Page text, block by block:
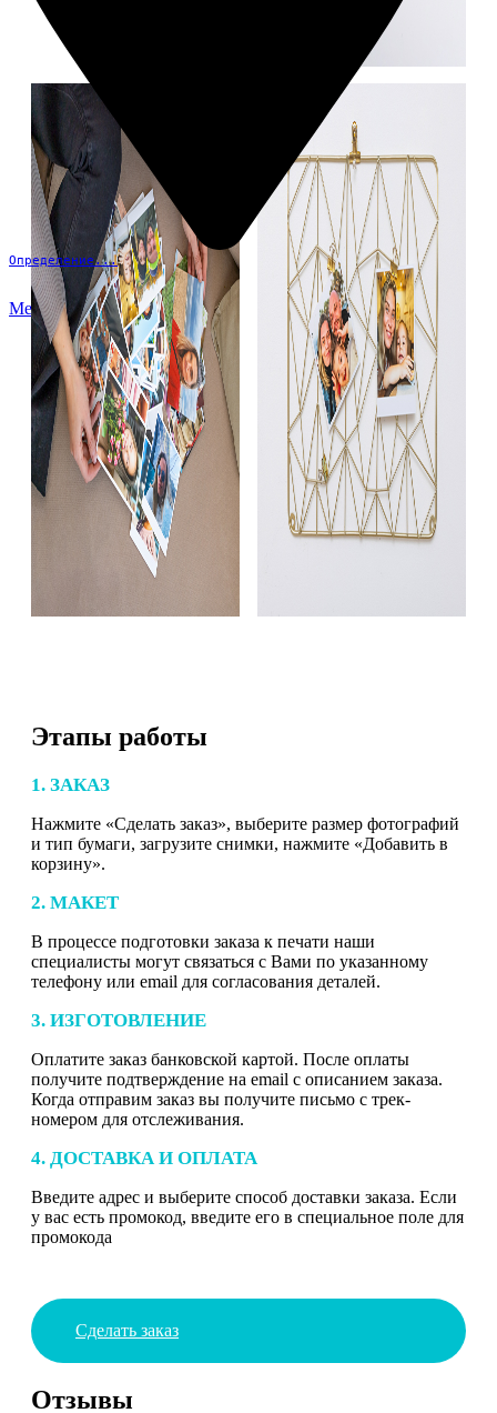
Определение...
Меню
Этапы работы
1. ЗАКАЗ
Нажмите «Сделать заказ», выберите размер фотографий
и тип бумаги, загрузите снимки, нажмите «Добавить в
корзину».
2. МАКЕТ
В процессе подготовки заказа к печати наши
специалисты могут связаться с Вами по указанному
телефону или email для согласования деталей.
3. ИЗГОТОВЛЕНИЕ
Оплатите заказ банковской картой. После оплаты
получите подтверждение на email с описанием заказа.
Когда отправим заказ вы получите письмо с трек-
номером для отслеживания.
4. ДОСТАВКА И ОПЛАТА
Введите адрес и выберите способ доставки заказа. Если
у вас есть промокод, введите его в специальное поле для
промокода
Сделать заказ
Отзывы